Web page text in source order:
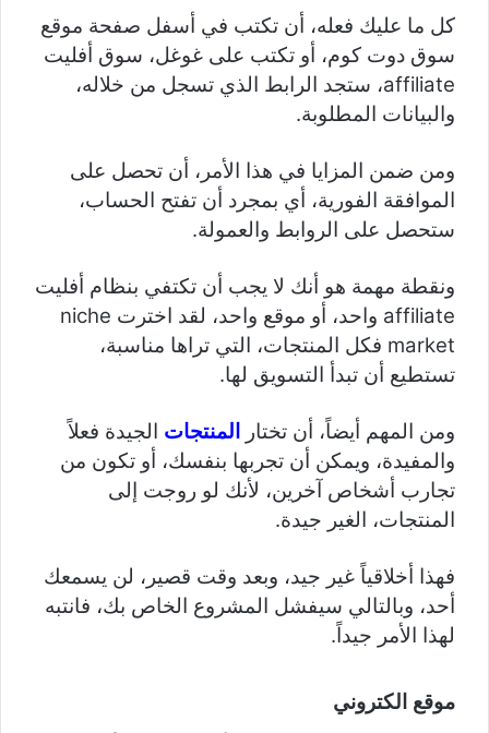
كل ما عليك فعله، أن تكتب في أسفل صفحة موقع
سوق دوت كوم، أو تكتب على غوغل، سوق أفليت
affiliate، ستجد الرابط الذي تسجل من خلاله،
والبيانات المطلوبة.
ومن ضمن المزايا في هذا الأمر، أن تحصل على
الموافقة الفورية، أي بمجرد أن تفتح الحساب،
ستحصل على الروابط والعمولة.
ونقطة مهمة هو أنك لا يجب أن تكتفي بنظام أفليت
affiliate واحد، أو موقع واحد، لقد اخترت niche
market فكل المنتجات، التي تراها مناسبة،
تستطيع أن تبدأ التسويق لها.
ومن المهم أيضاً، أن تختار المنتجات الجيدة فعلاً
والمفيدة، ويمكن أن تجربها بنفسك، أو تكون من
تجارب أشخاص آخرين، لأنك لو روجت إلى
المنتجات، الغير جيدة.
فهذا أخلاقياً غير جيد، وبعد وقت قصير، لن يسمعك
أحد، وبالتالي سيفشل المشروع الخاص بك، فانتبه
لهذا الأمر جيداً.
موقع الكتروني